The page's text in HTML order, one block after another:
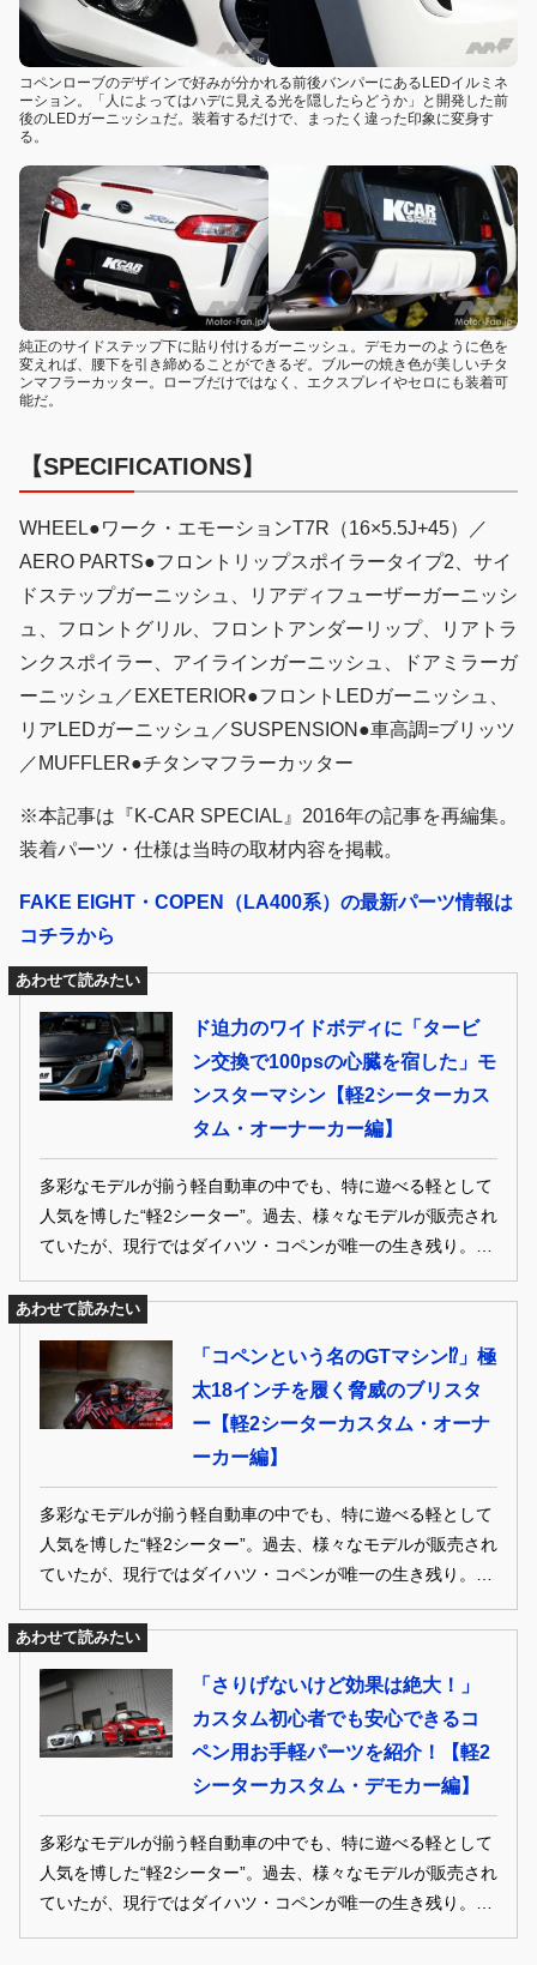
コペンローブのデザインで好みが分かれる前後バンパーにあるLEDイルミネ
ーション。「人によってはハデに見える光を隠したらどうか」と開発した前
後のLEDガーニッシュだ。装着するだけで、まったく違った印象に変身す
る。
純正のサイドステップ下に貼り付けるガーニッシュ。デモカーのように色を
変えれば、腰下を引き締めることができるぞ。ブルーの焼き色が美しいチタ
ンマフラーカッター。ローブだけではなく、エクスプレイやセロにも装着可
能だ。
【SPECIFICATIONS】
WHEEL●ワーク・エモーションT7R（16×5.5J+45）／
AERO PARTS●フロントリップスポイラータイプ2、サイ
ドステップガーニッシュ、リアディフューザーガーニッシ
ュ、フロントグリル、フロントアンダーリップ、リアトラ
ンクスポイラー、アイラインガーニッシュ、ドアミラーガ
ーニッシュ／EXETERIOR●フロントLEDガーニッシュ、
リアLEDガーニッシュ／SUSPENSION●車高調=ブリッツ
／MUFFLER●チタンマフラーカッター
※本記事は『K-CAR SPECIAL』2016年の記事を再編集。
装着パーツ・仕様は当時の取材内容を掲載。
FAKE EIGHT・COPEN（LA400系）の最新パーツ情報は
コチラから
あわせて読みたい
ド迫力のワイドボディに「タービ
ン交換で100psの心臓を宿した」モ
ンスターマシン【軽2シーターカス
タム・オーナーカー編】
多彩なモデルが揃う軽自動車の中でも、特に遊べる軽として
人気を博した“軽2シーター”。過去、様々なモデルが販売され
ていたが、現行ではダイハツ・コペンが唯一の生き残り。た
ここでは、そんな軽2シーターをベースとした、ちょっと昔
あわせて読みたい
「コペンという名のGTマシン⁉︎」極
太18インチを履く脅威のブリスタ
ー【軽2シーターカスタム・オーナ
ーカー編】
多彩なモデルが揃う軽自動車の中でも、特に遊べる軽として
人気を博した“軽2シーター”。過去、様々なモデルが販売され
ていたが、現行ではダイハツ・コペンが唯一の生き残り。た
ここでは、そんな軽2シーターをベースとした、ちょっと昔
あわせて読みたい
「さりげないけど効果は絶大！」
カスタム初心者でも安心できるコ
ペン用お手軽パーツを紹介！【軽2
シーターカスタム・デモカー編】
多彩なモデルが揃う軽自動車の中でも、特に遊べる軽として
人気を博した“軽2シーター”。過去、様々なモデルが販売され
ていたが、現行ではダイハツ・コペンが唯一の生き残り。た